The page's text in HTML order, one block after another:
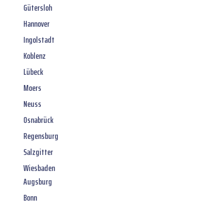
Gütersloh
Hannover
Ingolstadt
Koblenz
Lübeck
Moers
Neuss
Osnabrück
Regensburg
Salzgitter
Wiesbaden
Augsburg
Bonn